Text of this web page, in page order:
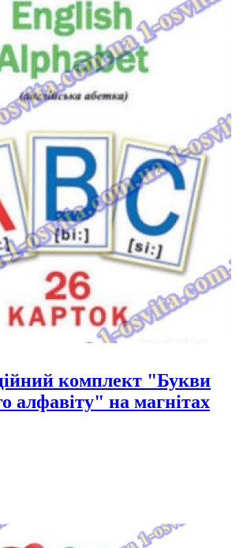
комплект "Букви
алфавіту" на магнітах